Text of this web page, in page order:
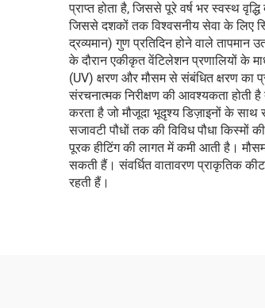
प्राप्त होता है, जिससे पूरे वर्ष भर स्वस्थ
जिससे दशकों तक विश्वसनीय सेवा के लिए
द्रव्यमान) गुण प्रतिदिन होने वाले
के दौरान एकीकृत वेंटिलेशन प्रणालियों के
(UV) क्षरण और मौसम से संबंधित क्षरण का
संरचनात्मक निरीक्षण की आवश्यकता होती
करता है जो मौजूदा भूदृश्य डिज़ाइनों के साथ
सजावटी पौधों तक की विविध पौधा
पूरक हीटिंग की लागत में कमी आती है।
सकती हैं। संवर्धित वातावरण प्राकृतिक
रहती हैं।